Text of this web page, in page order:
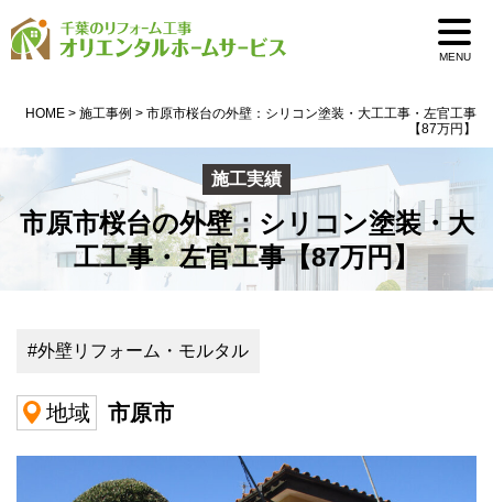
MENU
HOME > 施工事例 > 市原市桜台の外壁：シリコン塗装・大工工事・左官工事
【87万円】
施工実績
市原市桜台の外壁：シリコン塗装・大
工工事・左官工事【87万円】
#外壁リフォーム・モルタル
地域 市原市